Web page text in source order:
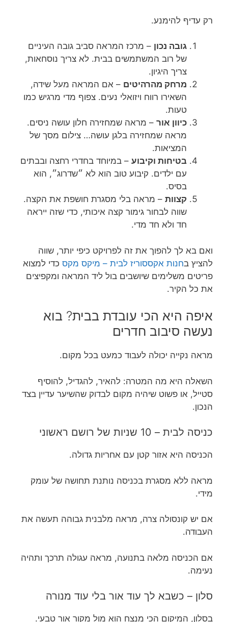
רק עדיף להימנע.
גובה נכון – מרכז המראה סביב גובה העיניים
של רוב המשתמשים בבית. לא צריך נוסחאות,
צריך היגיון.
מרחק מהרהיטים – אם המראה מעל שידה,
השאירו רווח ויזואלי נעים. צפוף מדי מרגיש כמו
טעות.
כיוון אור – מראה שמחזירה חלון עושה ניסים.
מראה שמחזירה בלגן עושה… צילום מסך של
המציאות.
בטיחות וקיבוע – במיוחד בחדרי רחצה ובבתים
עם ילדים. קיבוע טוב הוא לא ״שדרוג״, הוא
בסיס.
קצוות – מראה בלי מסגרת חושפת את הקצה.
שווה לבחור גימור קצה איכותי, כדי שזה ייראה
חד ולא חד מדי.
ואם בא לך להפוך את זה לפרויקט כיפי יותר, שווה
להציץ בחנות אקססוריז לבית – מיקס מקס כדי למצוא
פריטים משלימים שיושבים בול ליד המראה ומקפיצים
את כל הקיר.
איפה היא הכי עובדת בבית? בוא
נעשה סיבוב חדרים
מראה נקייה יכולה לעבוד כמעט בכל מקום.
השאלה היא מה המטרה: להאיר, להגדיל, להוסיף
סטייל, או פשוט שיהיה מקום לבדוק שהשיער עדיין בצד
הנכון.
כניסה לבית – 10 שניות של רושם ראשוני
הכניסה היא אזור קטן עם אחריות גדולה.
מראה ללא מסגרת בכניסה נותנת תחושה של עומק
מידי.
אם יש קונסולה צרה, מראה מלבנית גבוהה תעשה את
העבודה.
אם הכניסה מלאה בתנועה, מראה עגולה תרכך ותהיה
נעימה.
סלון – כשבא לך עוד אור בלי עוד מנורה
בסלון, המיקום הכי מנצח הוא מול מקור אור טבעי.